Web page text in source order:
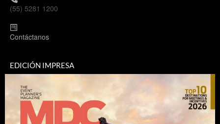
(55) 5281 1200
Contáctanos
EDICIÓN IMPRESA